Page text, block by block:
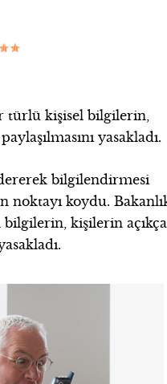
türlü kişisel bilgilerin,
yasakladı.
bilgilendirmesi
noktayı koydu.
bilgilerin, kişilerin açıkça